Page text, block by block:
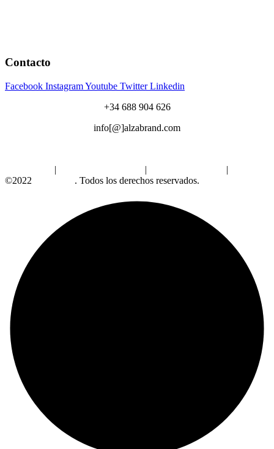
Contacto
Facebook InstagramYoutube Twitter Linkedin
+34 688 904 626
info[@]alzabrand.com
| |
|
©2022
. Todos los derechos reservados.